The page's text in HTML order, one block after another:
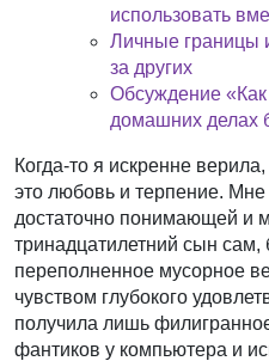
использовать
Личные границы
за других
Обсуждение «Как
домашних делах
Когда-то я искренне
это любовь и терпение. Мне
достаточно понимающей и
тринадцатилетний сын сам,
переполненное мусорное
чувством глубокого
получила лишь
фантиков у компьютера и